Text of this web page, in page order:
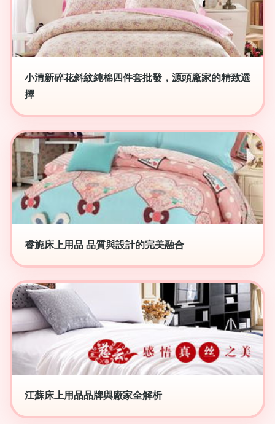
小清新碎花斜紋純棉四件套批發，源頭廠家的精致選
擇
睿旎床上用品 品質與設計的完美融合
江蘇床上用品品牌與廠家全解析